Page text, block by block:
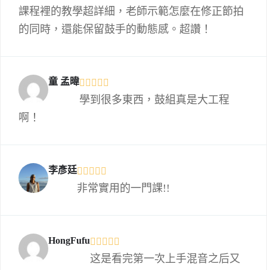
課程裡的教學超詳細，老師示範怎麼在修正節拍
的同時，還能保留鼓手的動態感。超讚！
童 孟暐
學到很多東西，鼓組真是大工程
啊！
李彥廷
非常實用的一門課!!
HongFufu
这是看完第一次上手混音之后又